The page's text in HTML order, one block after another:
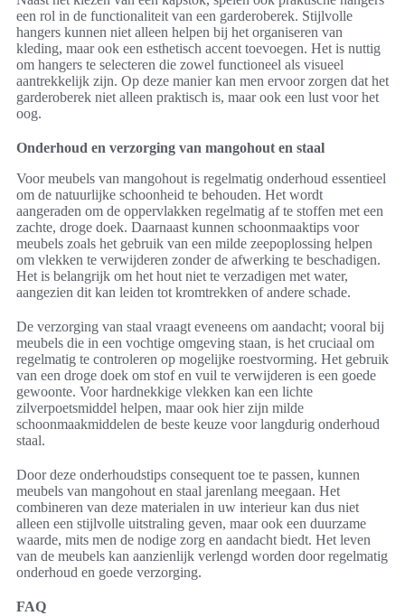
een rol in de functionaliteit van een garderoberek. Stijlvolle
hangers kunnen niet alleen helpen bij het organiseren van
kleding, maar ook een esthetisch accent toevoegen. Het is nuttig
om hangers te selecteren die zowel functioneel als visueel
aantrekkelijk zijn. Op deze manier kan men ervoor zorgen dat het
garderoberek niet alleen praktisch is, maar ook een lust voor het
oog.
Onderhoud en verzorging van mangohout en staal
Voor meubels van mangohout is regelmatig onderhoud essentieel
om de natuurlijke schoonheid te behouden. Het wordt
aangeraden om de oppervlakken regelmatig af te stoffen met een
zachte, droge doek. Daarnaast kunnen schoonmaaktips voor
meubels zoals het gebruik van een milde zeepoplossing helpen
om vlekken te verwijderen zonder de afwerking te beschadigen.
Het is belangrijk om het hout niet te verzadigen met water,
aangezien dit kan leiden tot kromtrekken of andere schade.
De verzorging van staal vraagt eveneens om aandacht; vooral bij
meubels die in een vochtige omgeving staan, is het cruciaal om
regelmatig te controleren op mogelijke roestvorming. Het gebruik
van een droge doek om stof en vuil te verwijderen is een goede
gewoonte. Voor hardnekkige vlekken kan een lichte
zilverpoetsmiddel helpen, maar ook hier zijn milde
schoonmaakmiddelen de beste keuze voor langdurig onderhoud
staal.
Door deze onderhoudstips consequent toe te passen, kunnen
meubels van mangohout en staal jarenlang meegaan. Het
combineren van deze materialen in uw interieur kan dus niet
alleen een stijlvolle uitstraling geven, maar ook een duurzame
waarde, mits men de nodige zorg en aandacht biedt. Het leven
van de meubels kan aanzienlijk verlengd worden door regelmatig
onderhoud en goede verzorging.
FAQ